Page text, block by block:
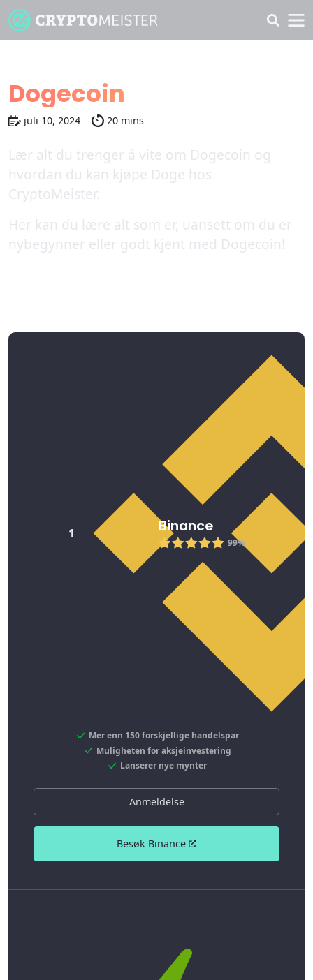
Dogecoin
juli 10, 2024 20 mins
Lær alt du trenger å vite om Dogecoin og
hvordan du kan kjøpe Doge hos
CryptoMeister.
Her kan du lære alt som er, uansett om du er
nybegynner eller godt kjent med Dogecoin!
1 Binance
99%
Mer enn 150 forskjellige handelspar
Muligheten for aksjeinvestering
Lanserer nye mynter
Anmeldelse
Besøk Binance